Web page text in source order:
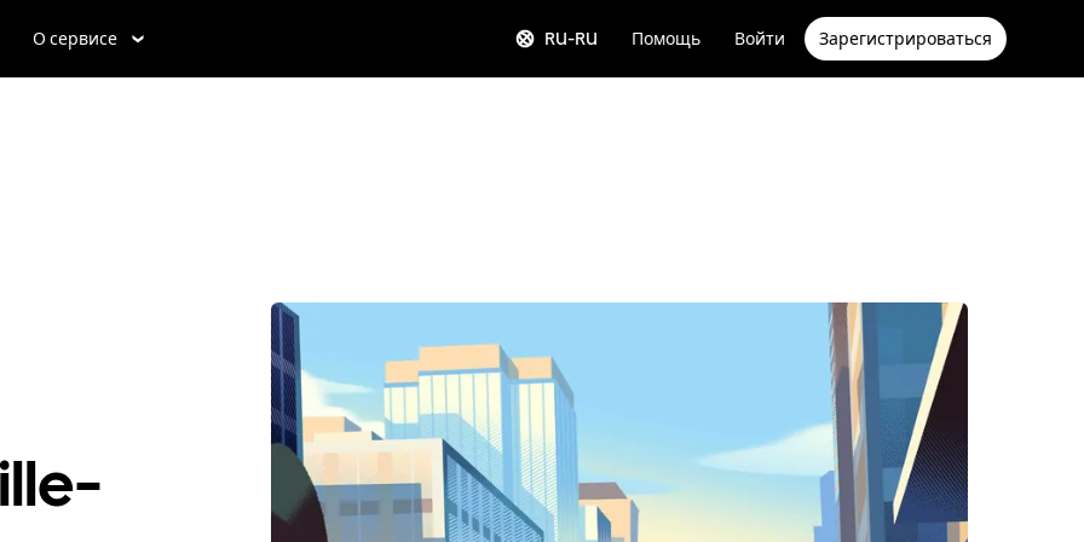
О сервисе RU-RU Помощь Войти Зарегистрироваться